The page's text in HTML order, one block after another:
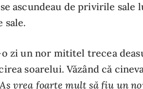
ascundeau de privirile sale
sale.
zi un nor mititel trecea
soarelui. Văzând că
vrea foarte mult să fiu un